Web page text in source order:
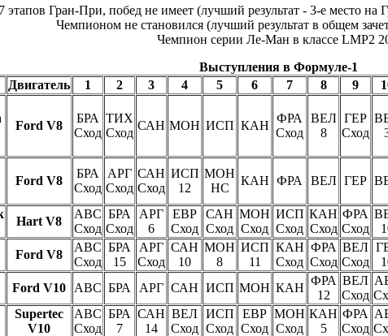
этапов Гран-При, побед не имеет (лучший результат - 3-е место на
Чемпионом не становился (лучший результат в общем
Чемпион серии Ле-Ман в классе LMP2
Выступления в Формуле-1
Двигатель 1 2 3 4 5 6 7 8 9
Ford V8
БРА
Сход
ТИХ
Сход
САН МОН ИСП КАН
ФРА
Сход
ВЕЛ
8
ГЕР
Сход
Ford V8
БРА
Сход
АРГ
Сход
САН
Сход
ИСП
12
МОН
НС
КАН ФРА ВЕЛ ГЕР
Hart V8
АВС
Сход
БРА
Сход
АРГ
6
ЕВР
Сход
САН
Сход
МОН
Сход
ИСП
Сход
КАН
Сход
ФРА
Сход
Ford V8
АВС
Сход
БРА
15
АРГ
Сход
САН
10
МОН
8
ИСП
11
КАН
Сход
ФРА
Сход
ВЕЛ
Сход
Ford V10 АВС БРА АРГ САН ИСП МОН КАН
ФРА
12
ВЕЛ
Сход
Supertec
V10
АВС
Сход
БРА
7
САН
14
ВЕЛ
Сход
ИСП
Сход
ЕВР
Сход
МОН
Сход
КАН
5
ФРА
Сход